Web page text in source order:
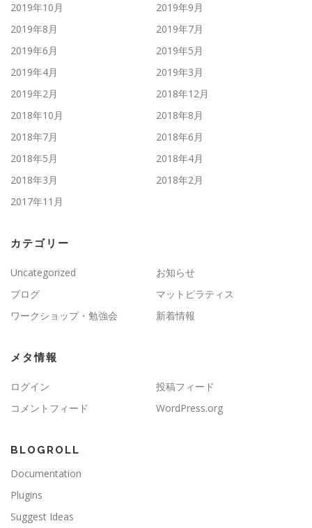
2019年10月
2019年9月
2019年8月
2019年7月
2019年6月
2019年5月
2019年4月
2019年3月
2019年2月
2018年12月
2018年10月
2018年8月
2018年7月
2018年6月
2018年5月
2018年4月
2018年3月
2018年2月
2017年11月
カテゴリー
Uncategorized
お知らせ
ブログ
マットピラティス
ワークショップ・勉強会
新着情報
メタ情報
ログイン
投稿フィード
コメントフィード
WordPress.org
BLOGROLL
Documentation
Plugins
Suggest Ideas